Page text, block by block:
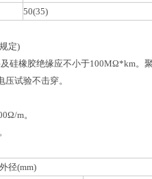
50(35)
定)
硅橡胶绝缘应不小于100MΩ*km。
试验不击穿。
m。
径(mm)